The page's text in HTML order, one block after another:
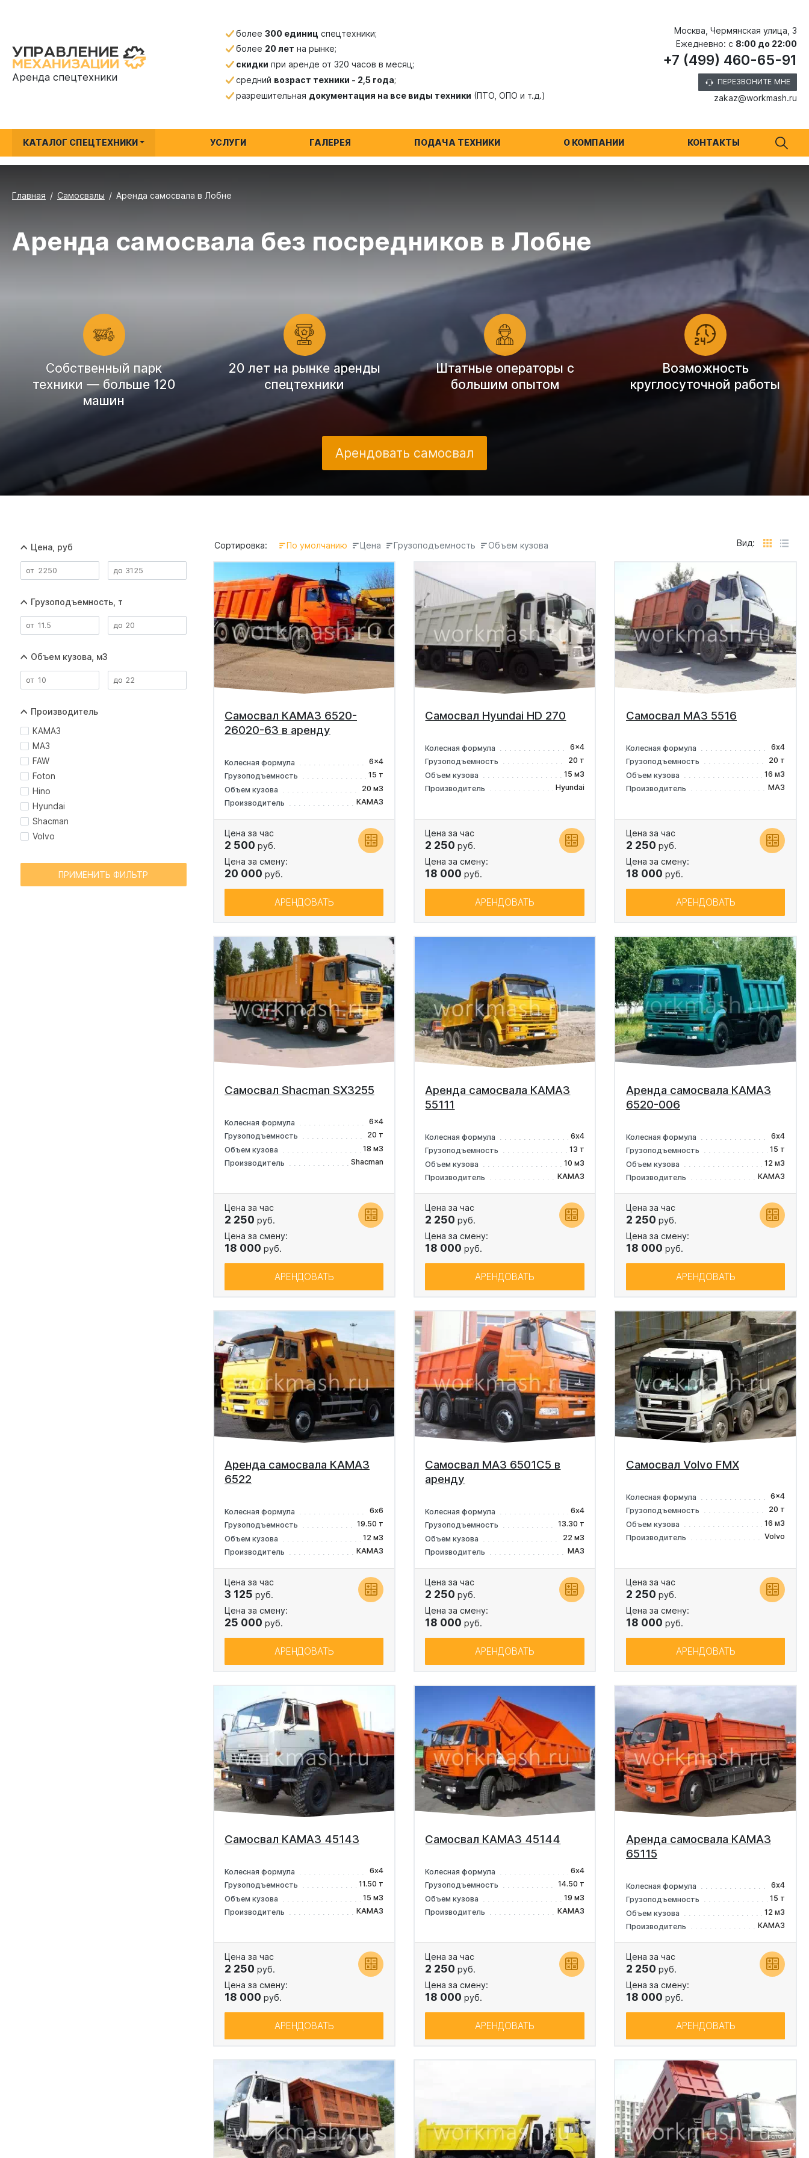
Аренда спецтехники
более 300 единиц спецтехники;
более 20 лет на рынке;
скидки при аренде от 320 часов в месяц;
средний возраст техники - 2,5 года;
разрешительная документация на все виды техники (ПТО, ОПО и т.д.)
Москва, Чермянская улица, 3
Ежедневно: с 8:00 до 22:00
+7 (499) 460-65-91
ПЕРЕЗВОНИТЕ МНЕ
zakaz@workmash.ru
КАТАЛОГ СПЕЦТЕХНИКИ УСЛУГИ ГАЛЕРЕЯ ПОДАЧА ТЕХНИКИ О КОМПАНИИ КОНТАКТЫ
Главная Самосвалы Аренда самосвала в Лобне
Аренда самосвала без посредников в Лобне
Cобственный парк
техники — больше 120
машин
20 лет на рынке аренды
спецтехники
Штатные операторы с
большим опытом
Возможность
круглосуточной работы
Арендовать самосвал
Цена, руб
Грузоподъемность, т
Объем кузова, м3
Производитель
КАМАЗ
МАЗ
FAW
Foton
Hino
Hyundai
Shacman
Volvo
ПРИМЕНИТЬ ФИЛЬТР
Сортировка: По умолчанию Цена Грузоподъемность Объем кузова Вид:
Самосвал КАМАЗ 6520-
26020-63 в аренду
Колесная формула
6x4
Грузоподъемность
15 т
Объем кузова
20 м3
Производитель
КАМАЗ
Цена за час
2 500 руб.
Цена за смену:
20 000 руб.
АРЕНДОВАТЬ
Самосвал Hyundai HD 270
Колесная формула
6x4
Грузоподъемность
20 т
Объем кузова
15 м3
Производитель
Hyundai
Цена за час
2 250 руб.
Цена за смену:
18 000 руб.
АРЕНДОВАТЬ
Самосвал МАЗ 5516
Колесная формула
6х4
Грузоподъемность
20 т
Объем кузова
16 м3
Производитель
МАЗ
Цена за час
2 250 руб.
Цена за смену:
18 000 руб.
АРЕНДОВАТЬ
Самосвал Shacman SX3255
Колесная формула
6x4
Грузоподъемность
20 т
Объем кузова
18 м3
Производитель
Shacman
Цена за час
2 250 руб.
Цена за смену:
18 000 руб.
АРЕНДОВАТЬ
Аренда самосвала КАМАЗ
55111
Колесная формула
6х4
Грузоподъемность
13 т
Объем кузова
10 м3
Производитель
КАМАЗ
Цена за час
2 250 руб.
Цена за смену:
18 000 руб.
АРЕНДОВАТЬ
Аренда самосвала КАМАЗ
6520-006
Колесная формула
6х4
Грузоподъемность
15 т
Объем кузова
12 м3
Производитель
КАМАЗ
Цена за час
2 250 руб.
Цена за смену:
18 000 руб.
АРЕНДОВАТЬ
Аренда самосвала КАМАЗ
6522
Колесная формула
6х6
Грузоподъемность
19.50 т
Объем кузова
12 м3
Производитель
КАМАЗ
Цена за час
3 125 руб.
Цена за смену:
25 000 руб.
АРЕНДОВАТЬ
Самосвал МАЗ 6501С5 в
аренду
Колесная формула
6х4
Грузоподъемность
13.30 т
Объем кузова
22 м3
Производитель
МАЗ
Цена за час
2 250 руб.
Цена за смену:
18 000 руб.
АРЕНДОВАТЬ
Самосвал Volvo FMX
Колесная формула
6x4
Грузоподъемность
20 т
Объем кузова
16 м3
Производитель
Volvo
Цена за час
2 250 руб.
Цена за смену:
18 000 руб.
АРЕНДОВАТЬ
Самосвал КАМАЗ 45143
Колесная формула
6х4
Грузоподъемность
11.50 т
Объем кузова
15 м3
Производитель
КАМАЗ
Цена за час
2 250 руб.
Цена за смену:
18 000 руб.
АРЕНДОВАТЬ
Самосвал КАМАЗ 45144
Колесная формула
6х4
Грузоподъемность
14.50 т
Объем кузова
19 м3
Производитель
КАМАЗ
Цена за час
2 250 руб.
Цена за смену:
18 000 руб.
АРЕНДОВАТЬ
Аренда самосвала КАМАЗ
65115
Колесная формула
6х4
Грузоподъемность
15 т
Объем кузова
12 м3
Производитель
КАМАЗ
Цена за час
2 250 руб.
Цена за смену:
18 000 руб.
АРЕНДОВАТЬ